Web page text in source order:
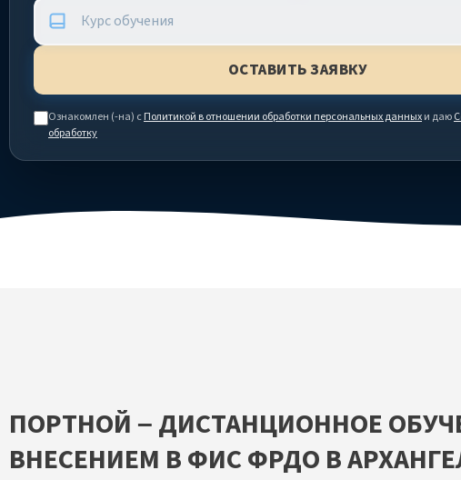
Ознакомлен (-на) сПолитикой в отношении обработки персональных данныхи даю
обработку
ПОРТНОЙ – ДИСТАНЦИОННОЕ
ВНЕСЕНИЕМ В ФИС ФРДО В